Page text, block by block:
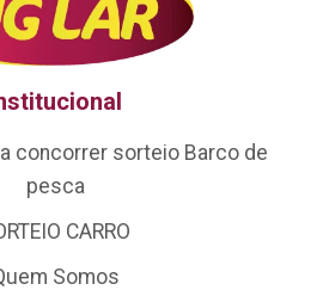
concorrer sorteio Barco de
pesca
CARRO
Somos